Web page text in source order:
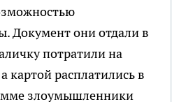
Документ они отдали в
потратили на
картой расплатились в
злоумышленники